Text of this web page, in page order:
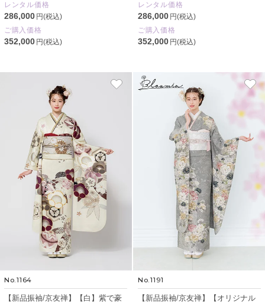
レンタル価格
286,000 円(税込)
ご購入価格
352,000 円(税込)
レンタル価格
286,000 円(税込)
ご購入価格
352,000 円(税込)
No.1164
【新品振袖/京友禅】【白】紫で豪
No.1191
【新品振袖/京友禅】【オリジナル